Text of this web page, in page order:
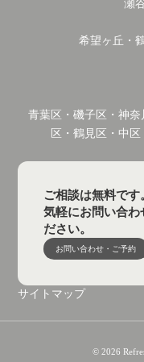
瀬
希望ヶ丘・
青葉区・磯子区・神
区・鶴見区・中
ご相談は無料です
気軽にお問い合わ
ださい。
お問い合わせ・ご予約
サイトマップ
© 2026